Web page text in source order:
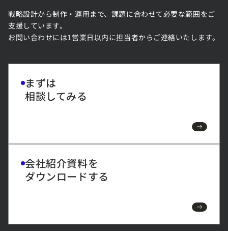
戦略設計から制作・運用まで、課題に合わせて必要な範囲をご
支援しています。
お問い合わせには1営業日以内に担当者からご連絡いたします。
まずは
相談してみる
会社紹介資料を
ダウンロードする